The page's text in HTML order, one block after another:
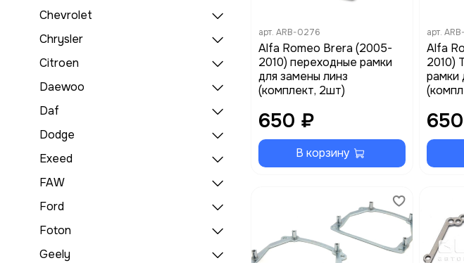
арт. ARB-0276
Alfa Romeo Brera (2005-
2010) переходные рамки
для замены линз
(комплект, 2шт)
650 ₽
В корзину
арт.
Alfa
2010)
рамки
Chevrolet
Chrysler
Citroen
Daewoo
Daf
Dodge
Exeed
FAW
Ford
Foton
Geely